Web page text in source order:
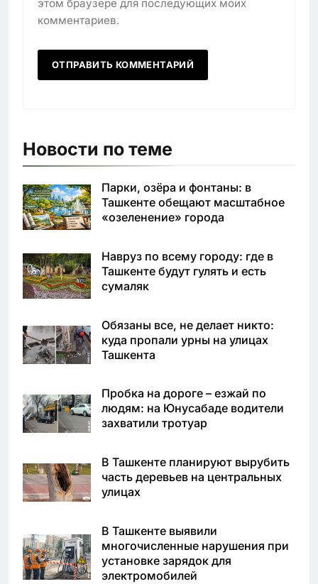
этом браузере для последующих моих
комментариев.
Новости по теме
Парки, озёра и фонтаны: в
Ташкенте обещают масштабное
«озеленение» города
Навруз по всему городу: где в
Ташкенте будут гулять и есть
сумаляк
Обязаны все, не делает никто:
куда пропали урны на улицах
Ташкента
Пробка на дороге – езжай по
людям: на Юнусабаде водители
захватили тротуар
В Ташкенте планируют вырубить
часть деревьев на центральных
улицах
В Ташкенте выявили
многочисленные нарушения при
установке зарядок для
электромобилей